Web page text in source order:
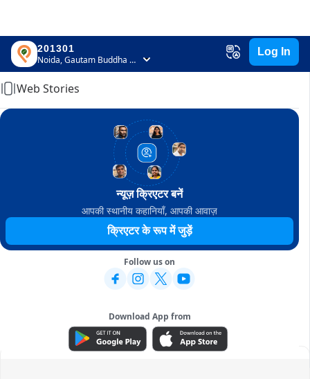
201301
Noida, Gautam Buddha Nagar, Uttar Pradesh
Log In
Home
Web Stories
न्यूज़ क्रिएटर बनें
आपकी स्थानीय कहानियाँ, आपकी आवाज़
क्रिएटर के रूप में जुड़ें
Follow us on
Download App from
ADVERTISEMENT